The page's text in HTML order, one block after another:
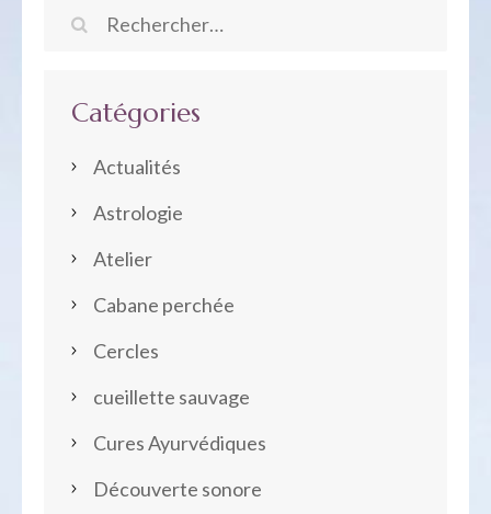
Rechercher :
Catégories
Actualités
Astrologie
Atelier
Cabane perchée
Cercles
cueillette sauvage
Cures Ayurvédiques
Découverte sonore